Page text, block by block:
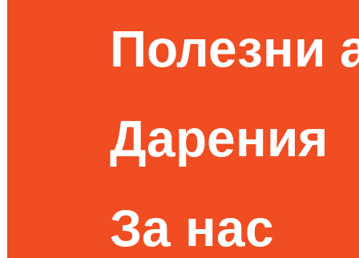
Полезни
Дарения
За нас